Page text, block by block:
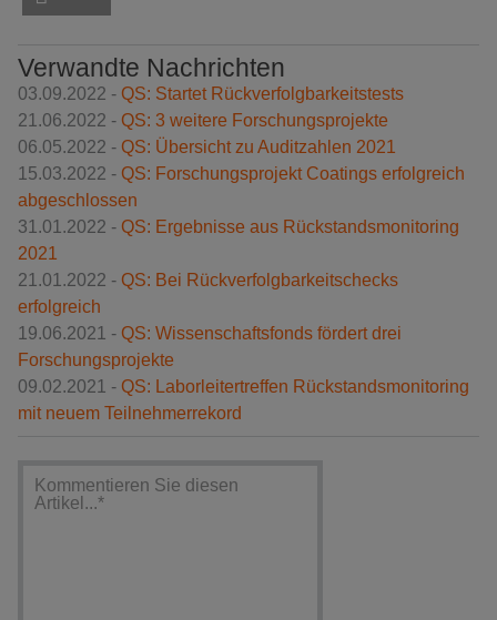
Verwandte Nachrichten
03.09.2022 - QS: Startet Rückverfolgbarkeitstests
21.06.2022 - QS: 3 weitere Forschungsprojekte
06.05.2022 - QS: Übersicht zu Auditzahlen 2021
15.03.2022 - QS: Forschungsprojekt Coatings erfolgreich
abgeschlossen
31.01.2022 - QS: Ergebnisse aus Rückstandsmonitoring
2021
21.01.2022 - QS: Bei Rückverfolgbarkeitschecks
erfolgreich
19.06.2021 - QS: Wissenschaftsfonds fördert drei
Forschungsprojekte
09.02.2021 - QS: Laborleitertreffen Rückstandsmonitoring
mit neuem Teilnehmerrekord